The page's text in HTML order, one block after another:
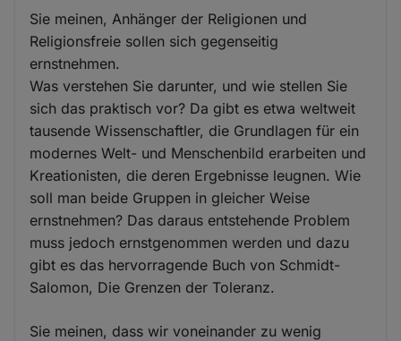
Sie meinen, Anhänger der Religionen und
Religionsfreie sollen sich gegenseitig
ernstnehmen.
Was verstehen Sie darunter, und wie stellen Sie
sich das praktisch vor? Da gibt es etwa weltweit
tausende Wissenschaftler, die Grundlagen für ein
modernes Welt- und Menschenbild erarbeiten und
Kreationisten, die deren Ergebnisse leugnen. Wie
soll man beide Gruppen in gleicher Weise
ernstnehmen? Das daraus entstehende Problem
muss jedoch ernstgenommen werden und dazu
gibt es das hervorragende Buch von Schmidt-
Salomon, Die Grenzen der Toleranz.
Sie meinen, dass wir voneinander zu wenig